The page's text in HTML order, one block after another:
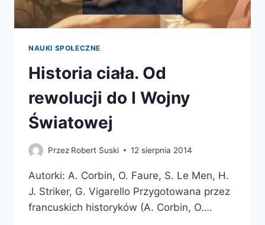
NAUKI SPOŁECZNE
Historia ciała. Od
rewolucji do I Wojny
Światowej
Przez Robert Suski 12 sierpnia 2014
Autorki: A. Corbin, O. Faure, S. Le Men, H.
J. Striker, G. Vigarello Przygotowana przez
francuskich historyków (A. Corbin, O….